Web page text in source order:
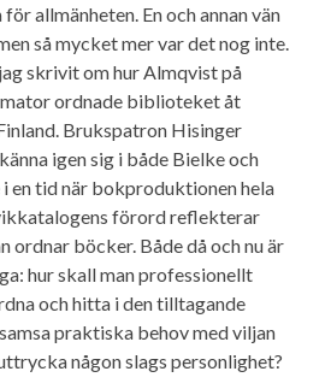
allmänheten. En och annan vän
så mycket mer var det nog inte.
skrivit om hur Almqvist på
ordnade biblioteket åt
Brukspatron Hisinger
igen sig i både Bielke och
en tid när bokproduktionen hela
förord reflekterar
ordnar böcker. Både då och nu är
hur skall man professionellt
och hitta i den tilltagande
praktiska behov med viljan
någon slags personlighet?